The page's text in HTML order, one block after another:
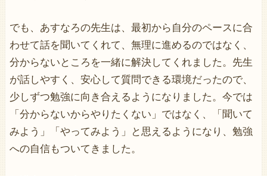
でも、あすなろの先生は、最初から自分のペースに合
わせて話を聞いてくれて、無理に進めるのではなく、
分からないところを一緒に解決してくれました。先生
が話しやすく、安心して質問できる環境だったので、
少しずつ勉強に向き合えるようになりました。今では
「分からないからやりたくない」ではなく、「聞いて
みよう」「やってみよう」と思えるようになり、勉強
への自信もついてきました。